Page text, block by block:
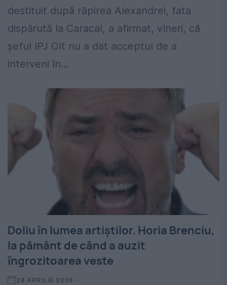
destituit după răpirea Alexandrei, fata
dispărută la Caracal, a afirmat, vineri, că
şeful IPJ Olt nu a dat acceptul de a
interveni în...
Doliu în lumea artiștilor. Horia Brenciu,
la pământ de când a auzit
îngrozitoarea veste
24 APRILIE 2019